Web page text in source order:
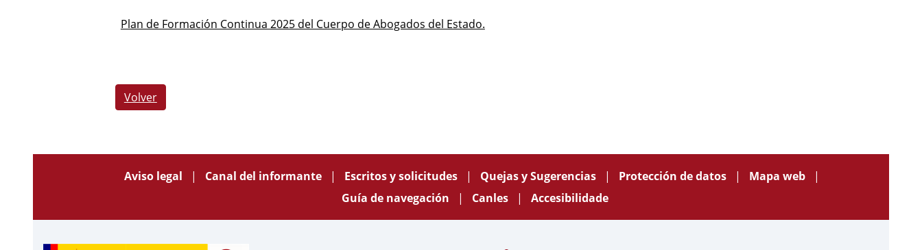
Plan de Formación Continua 2025 del Cuerpo de Abogados del Estado.
Volver
Aviso legal Canal del informante Escritos y solicitudes Quejas y Sugerencias Protección de datos
Mapa web
Guía de navegación
Canles Accesibilidade